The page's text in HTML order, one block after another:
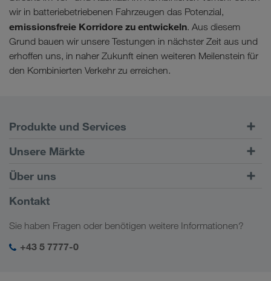
wir in batteriebetriebenen Fahrzeugen das Potenzial,
emissionsfreie Korridore zu entwickeln. Aus diesem
Grund bauen wir unsere Testungen in nächster Zeit aus und
erhoffen uns, in naher Zukunft einen weiteren Meilenstein für
den Kombinierten Verkehr zu erreichen.
Produkte und Services
Straßentransporte
Kundenportal CONNECT
Digitale Lösungen
Branchenlösungen
Unsere Märkte
Europa
Kaukasus
Zentralasien
Naher Osten
Über uns
Firmeninformation
Soziale Verantwortung
SHEQ-Management
Kontakt
Sie haben Fragen oder benötigen weitere Informationen?
+43 5 7777-0